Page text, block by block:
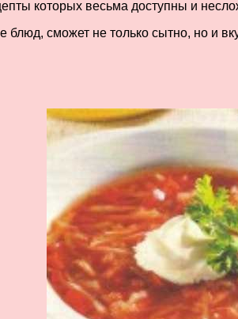
которых весьма доступны и
сможет не только сытно, но и